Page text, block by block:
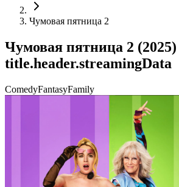
Чумовая пятница 2
Чумовая пятница 2 (2025
title.header.streamingData
ComedyFantasyFamily